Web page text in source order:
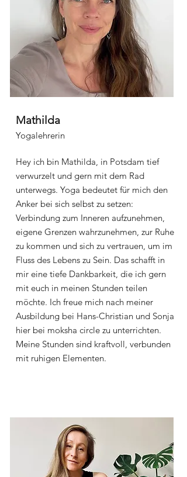
Mathilda
Yogalehrerin
Hey ich bin Mathilda, in Potsdam tief
verwurzelt und gern mit dem Rad
unterwegs. Yoga bedeutet für mich den
Anker bei sich selbst zu setzen:
Verbindung zum Inneren aufzunehmen,
eigene Grenzen wahrzunehmen, zur Ruhe
zu kommen und sich zu vertrauen, um im
Fluss des Lebens zu Sein. Das schafft in
mir eine tiefe Dankbarkeit, die ich gern
mit euch in meinen Stunden teilen
möchte. Ich freue mich nach meiner
Ausbildung bei Hans-Christian und Sonja
hier bei moksha circle zu unterrichten.
Meine Stunden sind kraftvoll, verbunden
mit ruhigen Elementen.